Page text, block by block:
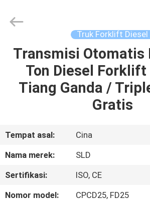
RUMAH
PRODUK
KAMI
PABRIK
Reserved.
Truk Forklift Diesel
Transmisi Otomatis
Ton Diesel Forklift
Tiang Ganda /
Gratis
Tempat asal:
Cina
Nama merek:
SLD
Sertifikasi:
ISO, CE
Nomor model:
CPCD25, FD25